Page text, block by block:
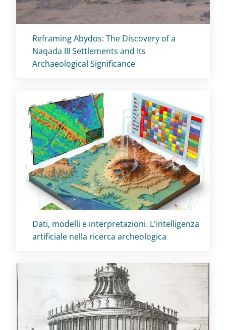
Titolo card:
Reframing Abydos: The Discovery of a
Naqada III Settlements and Its
Archaeological Significance
Titolo card:
Dati, modelli e interpretazioni. L'intelligenza
artificiale nella ricerca archeologica